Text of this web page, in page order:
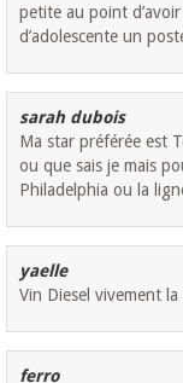
petite au point
d’adolescente un
sarah dubois
Ma star préférée est
ou que sais je mais
Philadelphia ou la
yaelle
Vin Diesel vivement
ferro